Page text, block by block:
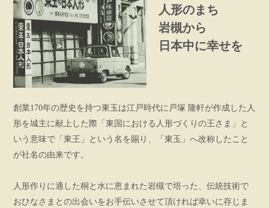
人形のまち
岩槻から
日本中に幸せを
創業170年の歴史を持つ東玉は江戸時代に戸塚 隆軒が作成した人
形を城主に献上した際「東国における人形づくりの王さま」と
いう意味で「東王」という名を賜り、「東玉」へ改称したこと
が社名の由来です。
人形作りに適した桐と水に恵まれた岩槻で培った、伝統技術で
おひなさまとの出会いをお手伝いさせて頂ければ幸いに存じま